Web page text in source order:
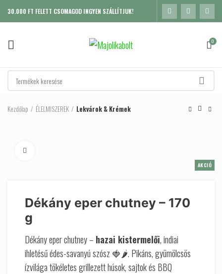
30.000 FT FELETT CSOMAGOD INGYEN SZÁLLÍTJUK!
0
Kezdőlap ÉLELMISZEREK Lekvárok & Krémek
AKCIÓ
Dékány eper chutney – 170
g
Dékány eper chutney – hazai kistermelői, indiai
ihletésű édes-savanyú szósz 🍓🌶️. Pikáns, gyümölcsös
ízvilága tökéletes grillezett húsok, sajtok és BBQ